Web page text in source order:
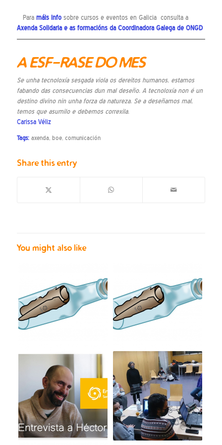
Para máis infosobre cursos e eventos en Galicia consulta a
Axenda Solidariae as formaciónsda Coordinadora Galega de ONGD
A ESF-RASE DO MES
Se unha tecnoloxía sesgada viola os dereitos humanos, estamos
fabando das consecuencias dun mal deseño. A tecnoloxía non é un
destino divino nin unha forza da natureza. Se a deseñamos mal,
temos que asumilo e debemos correxila.
Carissa Véliz
Tags: axenda, boe, comunicación
Share this entry
You might also like